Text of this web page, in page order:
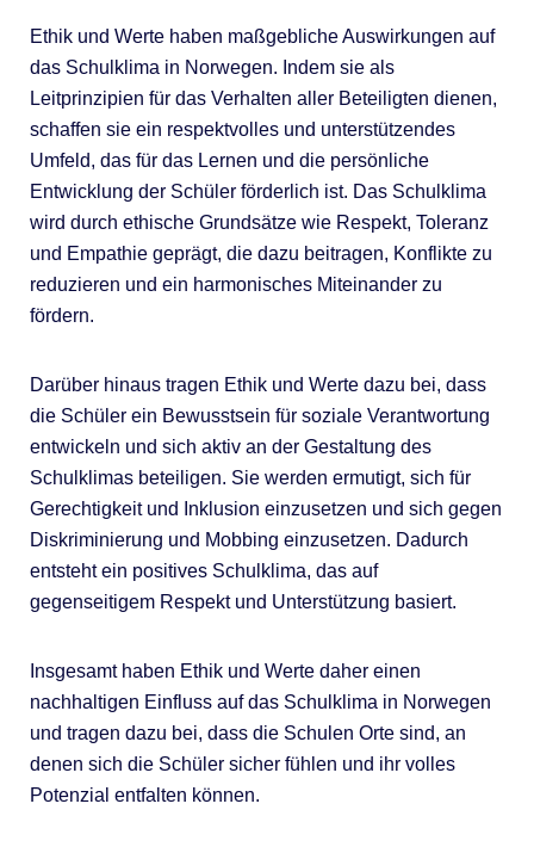
Ethik und Werte haben maßgebliche Auswirkungen auf
das Schulklima in Norwegen. Indem sie als
Leitprinzipien für das Verhalten aller Beteiligten dienen,
schaffen sie ein respektvolles und unterstützendes
Umfeld, das für das Lernen und die persönliche
Entwicklung der Schüler förderlich ist. Das Schulklima
wird durch ethische Grundsätze wie Respekt, Toleranz
und Empathie geprägt, die dazu beitragen, Konflikte zu
reduzieren und ein harmonisches Miteinander zu
fördern.
Darüber hinaus tragen Ethik und Werte dazu bei, dass
die Schüler ein Bewusstsein für soziale Verantwortung
entwickeln und sich aktiv an der Gestaltung des
Schulklimas beteiligen. Sie werden ermutigt, sich für
Gerechtigkeit und Inklusion einzusetzen und sich gegen
Diskriminierung und Mobbing einzusetzen. Dadurch
entsteht ein positives Schulklima, das auf
gegenseitigem Respekt und Unterstützung basiert.
Insgesamt haben Ethik und Werte daher einen
nachhaltigen Einfluss auf das Schulklima in Norwegen
und tragen dazu bei, dass die Schulen Orte sind, an
denen sich die Schüler sicher fühlen und ihr volles
Potenzial entfalten können.